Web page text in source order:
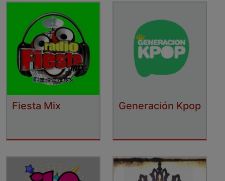
Fiesta Mix Generación Kpop